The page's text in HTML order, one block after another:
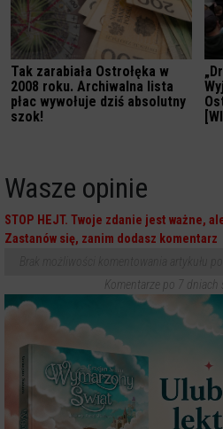
Tak zarabiała Ostrołęka w
2008 roku. Archiwalna lista
płac wywołuje dziś absolutny
szok!
Wasze opinie
STOP HEJT. Twoje zdanie jest ważne,
Zastanów się, zanim dodasz komentarz
Komentarze po 7 dniach